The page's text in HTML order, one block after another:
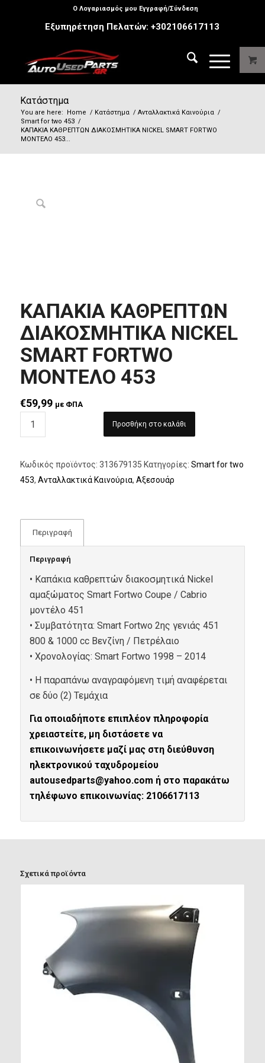
Ο Λογαριασμός μου Εγγραφή/Σύνδεση
Εξυπηρέτηση Πελατών:+302106617113
Κατάστημα
You are here: Home / Κατάστημα / Ανταλλακτικά Καινούρια /
Smart for two 453 /
ΚΑΠΑΚΙΑ ΚΑΘΡΕΠΤΩΝ ΔΙΑΚΟΣΜΗΤΙΚΑ NICKEL SMART FORTWO
ΜΟΝΤΕΛΟ 453...
ΚΑΠΑΚΙΑ ΚΑΘΡΕΠΤΩΝ
ΔΙΑΚΟΣΜΗΤΙΚΑ NICKEL
SMART FORTWO
ΜΟΝΤΕΛΟ 453
€59,99 με ΦΠΑ
Προσθήκη στο καλάθι
Κωδικός προϊόντος: 313679135 Κατηγορίες: Smart for two
453, Ανταλλακτικά Καινούρια, Αξεσουάρ
Περιγραφή
Περιγραφή
• Καπάκια καθρεπτών διακοσμητικά Nickel
αμαξώματος Smart Fortwo Coupe / Cabrio
μοντέλο 451
• Συμβατότητα: Smart Fortwo 2ης γενιάς 451
800 & 1000 cc Βενζίνη / Πετρέλαιο
• Xρονολογίας: Smart Fortwo 1998 – 2014
• Η παραπάνω αναγραφόμενη τιμή αναφέρεται
σε δύο (2) Τεμάχια
Για οποιαδήποτε επιπλέον πληροφορία
χρειαστείτε, μη διστάσετε να
επικοινωνήσετε μαζί μας στη διεύθυνση
ηλεκτρονικού ταχυδρομείου
autousedparts@yahoo.com ή στο παρακάτω
τηλέφωνο επικοινωνίας: 2106617113
Σχετικά προϊόντα